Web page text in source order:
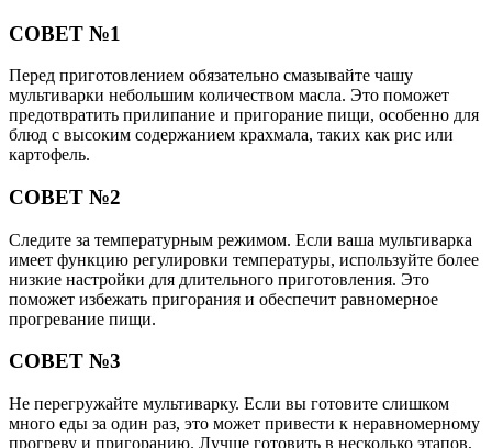
СОВЕТ №1
Перед приготовлением обязательно смазывайте чашу
мультиварки небольшим количеством масла. Это поможет
предотвратить прилипание и пригорание пищи, особенно для
блюд с высоким содержанием крахмала, таких как рис или
картофель.
СОВЕТ №2
Следите за температурным режимом. Если ваша мультиварка
имеет функцию регулировки температуры, используйте более
низкие настройки для длительного приготовления. Это
поможет избежать пригорания и обеспечит равномерное
прогревание пищи.
СОВЕТ №3
Не перегружайте мультиварку. Если вы готовите слишком
много еды за один раз, это может привести к неравномерному
прогреву и пригоранию. Лучше готовить в несколько этапов,